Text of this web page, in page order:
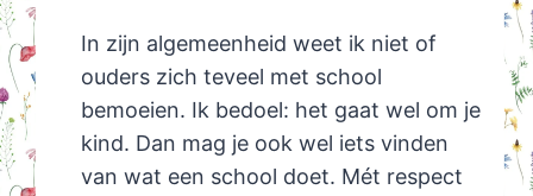
In zijn algemeenheid weet ik niet of
ouders zich teveel met school
bemoeien. Ik bedoel: het gaat wel om je
kind. Dan mag je ook wel iets vinden
van wat een school doet. Mét respect